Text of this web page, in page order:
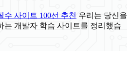
수 사이트 100선 추천 우리는 당신을
는 개발자 학습 사이트를 정리했습